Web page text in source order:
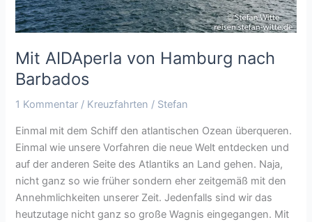
Mit AIDAperla von Hamburg nach
Barbados
1 Kommentar / Kreuzfahrten / Stefan
Einmal mit dem Schiff den atlantischen Ozean überqueren.
Einmal wie unsere Vorfahren die neue Welt entdecken und
auf der anderen Seite des Atlantiks an Land gehen. Naja,
nicht ganz so wie früher sondern eher zeitgemäß mit den
Annehmlichkeiten unserer Zeit. Jedenfalls sind wir das
heutzutage nicht ganz so große Wagnis eingegangen. Mit